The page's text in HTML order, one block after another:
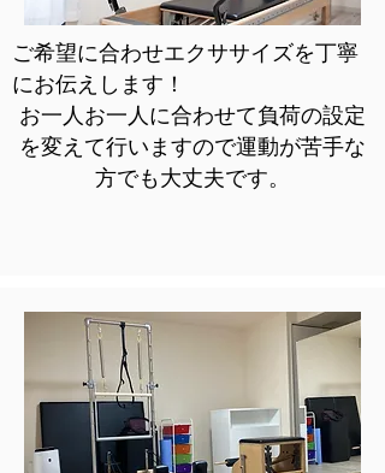
ご希望に合わせエクササイズを丁寧
にお伝えします！
​お一人お一人に合わせて負荷の設定
を変えて行いますので運動が苦手な
方でも大丈夫です。